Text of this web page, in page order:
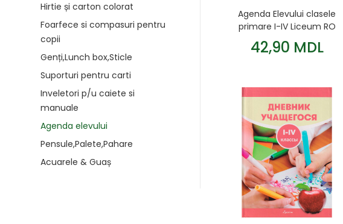
Hirtie și carton colorat
Foarfece si compasuri pentru
copii
Genți,Lunch box,Sticle
Suporturi pentru carti
Inveletori p/u caiete si
manuale
Agenda elevului
Pensule,Palete,Pahare
Acuarele & Guaș
Agenda Elevului clasele
primare I-IV Liceum RO
42,90 MDL